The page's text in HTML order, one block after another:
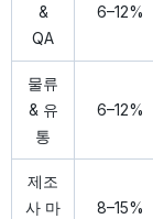
&
QA
6–12%
물류
& 유
통
6–12%
제조
사 마
8–15%